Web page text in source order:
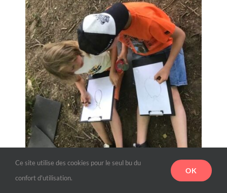
Ce site utilise des cookies pour le seul bu du
confort d'utilisation.
OK